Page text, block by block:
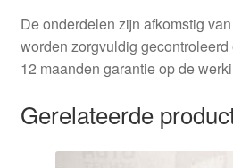
De onderdelen zijn afkomstig
worden zorgvuldig
12 maanden garantie op de
Gerelateerde